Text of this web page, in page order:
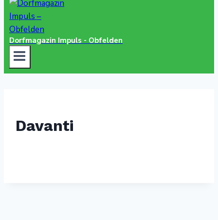
Dorfmagazin Impuls - Obfelden
Davanti